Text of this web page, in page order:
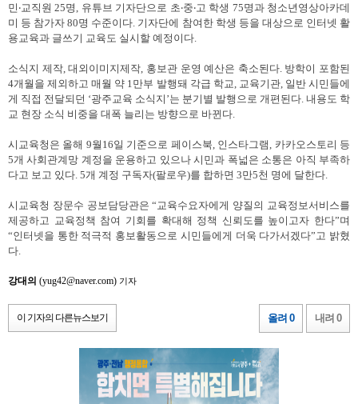
민 ‧교직원25명, 유튜브 기자단으로 초‧중‧고 학생 75명과 청소년영상아카데
미 등 참가자80명 수준이다. 기자단에 참여한 학생 등을 대상으로 인터넷 활
용교육과 글쓰기 교육도 실시할 예정이다.
소식지 제작,대외이미지제작, 홍보관 운영 예산은 축소된다. 방학이 포함된
4개월을 제외하고 매월 약 1만부 발행돼 각급 학교, 교육기관, 일반 시민들에
게 직접 전달되던 ‘광주교육 소식지 ’는 분기별 발행으로 개편된다. 내용도 학
교 현장 소식 비중을 대폭 늘리는 방향으로 바뀐다.
시교육청은 올해 9월 16일 기준으로 페이스북, 인스타그램, 카카오스토리 등
5개 사회관계망 계정을 운용하고 있으나 시민과 폭넓은 소통은 아직 부족하
다고 보고 있다. 5개 계정 구독자(팔로우)를 합하면 3만5천 명에 달한다.
시교육청 장문수 공보담당관은“교육수요자에게 양질의 교육정보서비스를
제공하고 교육정책 참여 기회를 확대해 정책 신뢰도를 높이고자 한다”며
“인터넷을 통한 적극적 홍보활동으로 시민들에게 더욱 다가서겠다”고 밝혔
다.
강대의 (yug42@naver.com) 기자
이 기자의 다른뉴스보기 올려 0 내려 0